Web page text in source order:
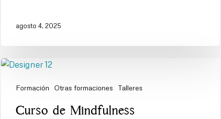
agosto 4, 2025
Formación Otras formaciones Talleres
CursoCurso de Mindfulness